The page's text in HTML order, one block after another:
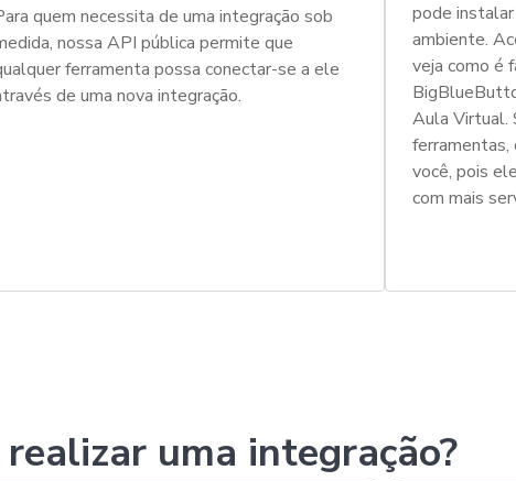
quem necessita de uma integração sob
nossa API pública permite que
ferramenta possa conectar-se a ele
de uma nova integração.
pode
ambiente.
veja como é
Aula Virtual.
ferramentas,
você, pois
com mais
realizar uma integração?